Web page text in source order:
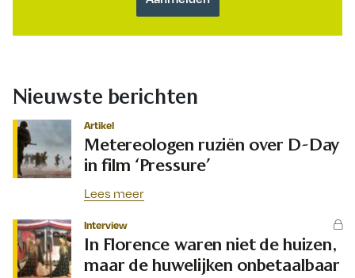
Nieuwste berichten
Artikel
Metereologen ruziën over D-Day
in film ‘Pressure’
Lees meer
Interview
In Florence waren niet de huizen,
maar de huwelijken onbetaalbaar